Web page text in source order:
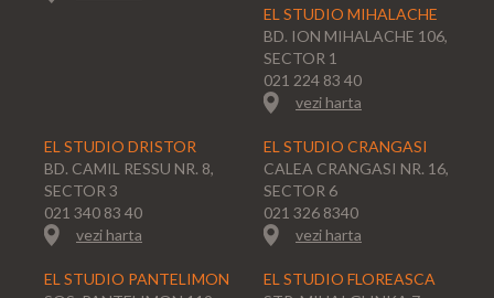
EL STUDIO MIHALACHE
BD. ION MIHALACHE 106,
SECTOR 1
021 224 83 40
vezi harta
EL STUDIO DRISTOR
BD. CAMIL RESSU NR. 8,
SECTOR 3
021 340 83 40
vezi harta
EL STUDIO CRANGASI
CALEA CRANGASI NR. 16,
SECTOR 6
021 326 8340
vezi harta
EL STUDIO PANTELIMON
EL STUDIO FLOREASCA